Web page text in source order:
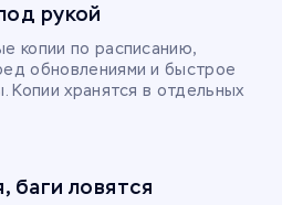
рукой
копии по расписанию,
обновлениями и быстрое
Копии хранятся в отдельных
баги ловятся